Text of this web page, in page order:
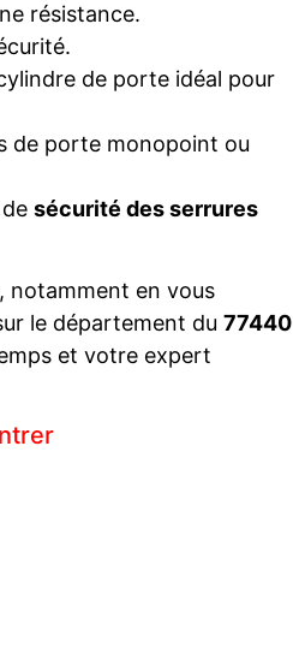
résistance.
de porte idéal pour
de porte monopoint ou
sécurité des serrures
notamment en vous
le département du 77440
et votre expert